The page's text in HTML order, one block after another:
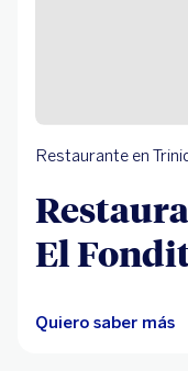
Restaurante en
El
Quiero saber más